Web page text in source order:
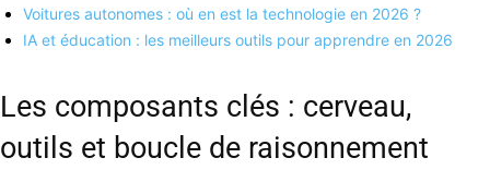
Voitures autonomes : où en est la technologie en 2026 ?
IA et éducation : les meilleurs outils pour apprendre en 2026
Les composants clés : cerveau,
outils et boucle de raisonnement